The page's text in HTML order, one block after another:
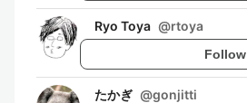
Ryo Toya @rtoya
Follow
たかぎ @gonjitti